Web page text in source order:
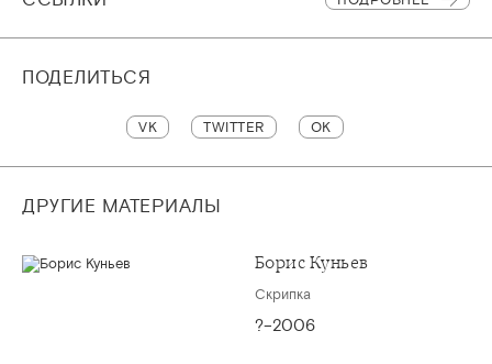
ПОДЕЛИТЬСЯ
VK TWITTER OK
ДРУГИЕ МАТЕРИАЛЫ
Борис Куньев
Скрипка
?–2006